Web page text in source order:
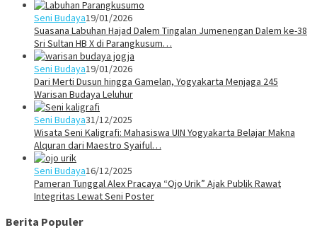
Seni Budaya19/01/2026
Suasana Labuhan Hajad Dalem Tingalan Jumenengan Dalem ke-38
Sri Sultan HB X di Parangkusum…
Seni Budaya19/01/2026
Dari Merti Dusun hingga Gamelan, Yogyakarta Menjaga 245
Warisan Budaya Leluhur
Seni Budaya31/12/2025
Wisata Seni Kaligrafi: Mahasiswa UIN Yogyakarta Belajar Makna
Alquran dari Maestro Syaiful…
Seni Budaya16/12/2025
Pameran Tunggal Alex Pracaya “Ojo Urik” Ajak Publik Rawat
Integritas Lewat Seni Poster
Berita Populer